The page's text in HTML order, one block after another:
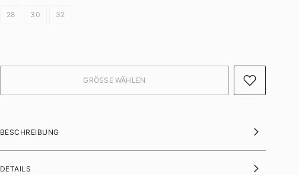
28 30 32
BESCHREIBUNG
DETAILS